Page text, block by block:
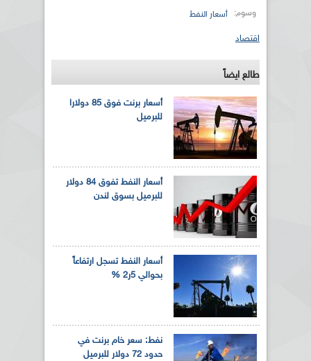
وسوم: أسعار النفط
اقتصاد
طالع ايضاً
أسعار برنت فوق 85 دولارا
للبرميل
أسعار النفط تفوق 84 دولار
للبرميل بسوق لندن
أسعار النفط تسجل ارتفاعاً
بحوالي 5ر2 %
نفط: سعر خام برنت في
حدود 72 دولار للبرميل